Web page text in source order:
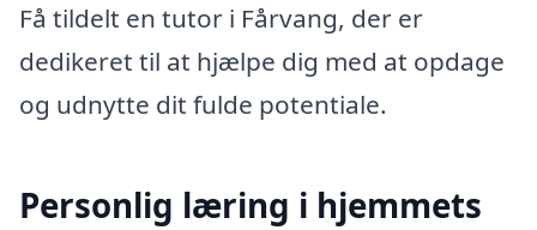
Få tildelt en tutor i Fårvang, der er
dedikeret til at hjælpe dig med at opdage
og udnytte dit fulde potentiale.
Personlig læring i hjemmets